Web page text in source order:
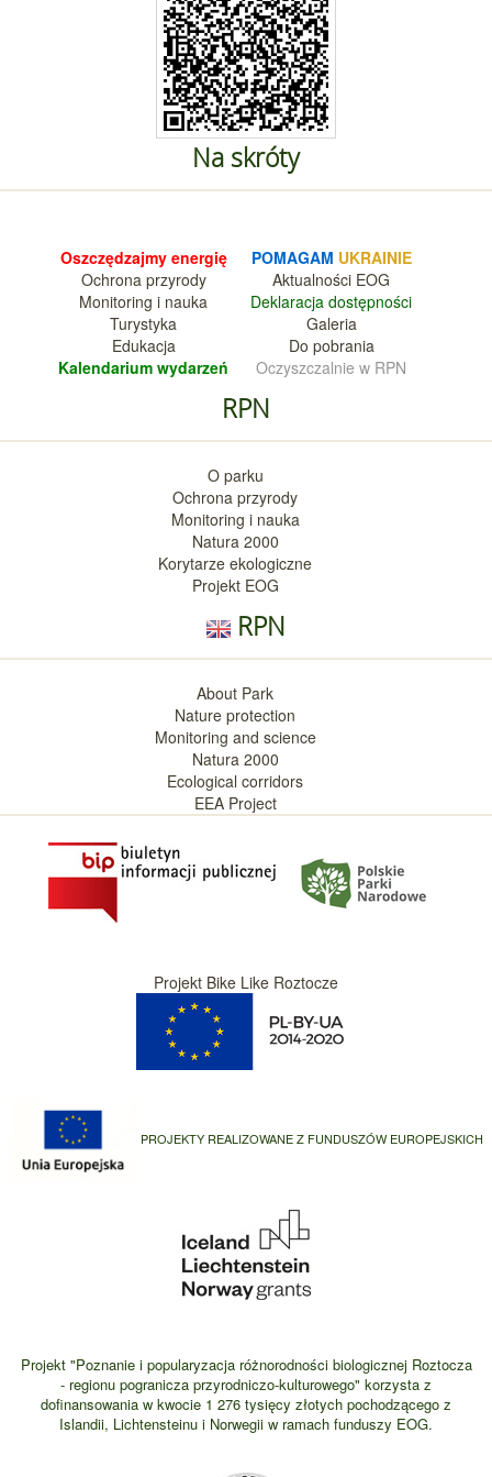
Na skróty
Oszczędzajmy energię
Ochrona przyrody
Monitoring i nauka
Turystyka
Edukacja
Kalendarium wydarzeń
POMAGAM UKRAINIE
Aktualności EOG
Deklaracja dostępności
Galeria
Do pobrania
Oczyszczalnie w RPN
RPN
O parku
Ochrona przyrody
Monitoring i nauka
Natura 2000
Korytarze ekologiczne
Projekt EOG
RPN
About Park
Nature protection
Monitoring and science
Natura 2000
Ecological corridors
EEA Project
Projekt Bike Like Roztocze
PROJEKTY REALIZOWANE Z FUNDUSZÓW EUROPEJSKICH
Projekt "Poznanie i popularyzacja różnorodności biologicznej Roztocza
- regionu pogranicza przyrodniczo-kulturowego" korzysta z
dofinansowania w kwocie 1 276 tysięcy złotych pochodzącego z
Islandii, Lichtensteinu i Norwegii w ramach funduszy EOG.